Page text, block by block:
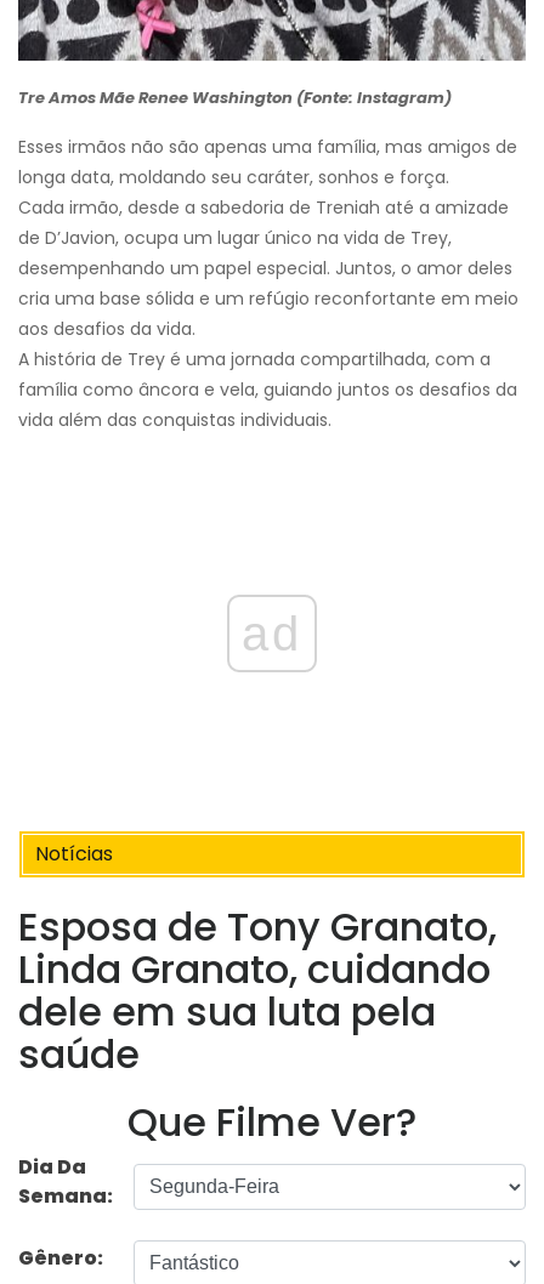
Tre Amos Mãe Renee Washington (Fonte: Instagram)
Esses irmãos não são apenas uma família, mas amigos de
longa data, moldando seu caráter, sonhos e força.
Cada irmão, desde a sabedoria de Treniah até a amizade
de D’Javion, ocupa um lugar único na vida de Trey,
desempenhando um papel especial. Juntos, o amor deles
cria uma base sólida e um refúgio reconfortante em meio
aos desafios da vida.
A história de Trey é uma jornada compartilhada, com a
família como âncora e vela, guiando juntos os desafios da
vida além das conquistas individuais.
ad
Notícias
Esposa de Tony Granato,
Linda Granato, cuidando
dele em sua luta pela
saúde
Que Filme Ver?
Dia Da
Semana:
Gênero: